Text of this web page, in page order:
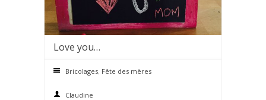
0 comments
Love you…
Bricolages, Fête des mères
Claudine